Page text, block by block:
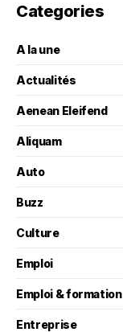
Categories
A la une
Actualités
Aenean Eleifend
Aliquam
Auto
Buzz
Culture
Emploi
Emploi & formation
Entreprise